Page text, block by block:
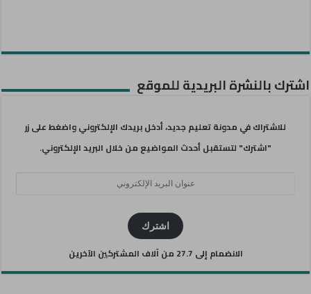
اشترك بالنشرة البريدية للموقع
للاشتراك في مدونة تعليم جديد، أدخل بريدك الإلكتروني واضغط على زر
"اشترك" لتستقبل أحدث المواضيع من خلال البريد الإلكتروني.
اشترك
الانضمام إلى 27.7 من آلاف المشتركين الآخرين